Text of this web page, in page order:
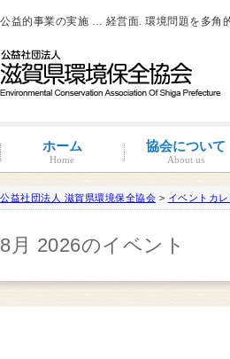
公益的事業の実施 … 経営面. 環境問題を多角
ホーム
Home
協会について
About us
概要と沿革
組織図・役員紹介
情報公開
コンプライアンス
コンプライアンス支援
地域連携事業
環境負荷低減活動支援
環境経営の支援
事業サポート
水処理分科会
派遣事業
水質
大気
土壌汚染
産業廃棄物
騒音・振動・悪臭防止
省エネルギー
ISO14001
その他
滋賀県条例関係
有機物分解装置
自動手洗い乾燥装置
新クリラック処理
会員一覧
入会案内
会員の特典
公益社団法人 滋賀県環境保全協会 > イベントカ
8月 2026のイベント